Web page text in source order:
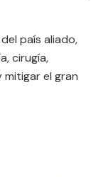
país aliado,
cirugía,
el gran